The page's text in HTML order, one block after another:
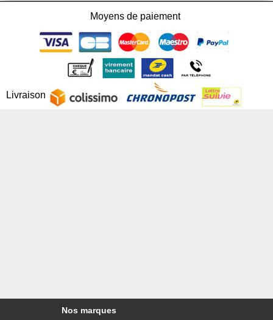
Moyens de paiement
Livraison
Nos marques